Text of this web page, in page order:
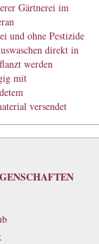
Gärtnerei im
und ohne Pestizide
direkt in
werden
mit
versendet